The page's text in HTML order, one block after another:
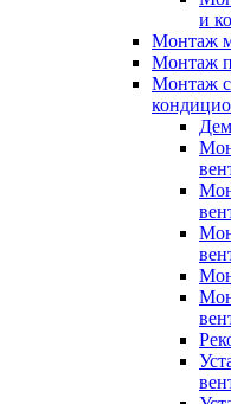
и
Монтаж
Монтаж
Монтаж